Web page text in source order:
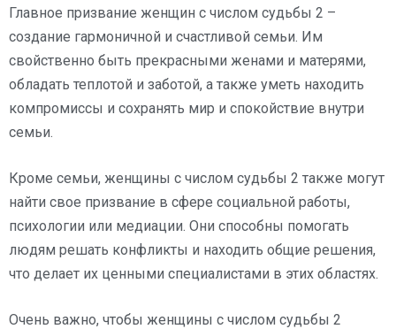
Главное призвание женщин с числом судьбы 2 –
создание гармоничной и счастливой семьи. Им
свойственно быть прекрасными женами и матерями,
обладать теплотой и заботой, а также уметь находить
компромиссы и сохранять мир и спокойствие внутри
семьи.
Кроме семьи, женщины с числом судьбы 2 также могут
найти свое призвание в сфере социальной работы,
психологии или медиации. Они способны помогать
людям решать конфликты и находить общие решения,
что делает их ценными специалистами в этих областях.
Очень важно, чтобы женщины с числом судьбы 2